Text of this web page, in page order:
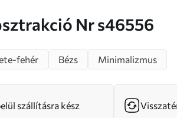
Absztrakció Nr s46556
fehér Bézs Minimalizmus
szállításra kész